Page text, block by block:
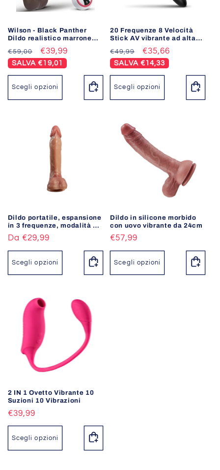
Wilson - Black Panther
Dildo realistico marrone
scuro 5 modalità
telescopiche 10 modalità
Vibrazioni Fondlove
Prezzo
di
listino
€59,00
Prezzo
scontato
€39,99
SALVA €19,01
Scegli opzioni
20 Frequenze 8 Velocità
Stick AV vibrante ad alta
frequenza a testa grande
Prezzo
di
listino
€49,99
Prezzo
scontato
€35,66
SALVA €14,33
Scegli opzioni
Dildo portatile, espansione
in 3 frequenze, modalità di
vibrazione multiple, dildo
riscaldato
Prezzo
di
listino
Da €29,99
Scegli opzioni
Dildo in silicone morbido
con uovo vibrante da 24cm
Prezzo
di
listino
€57,99
Scegli opzioni
2 IN 1 Ovetto Vibrante 10
Suzioni 10 Vibrazioni
Prezzo
di
listino
€39,99
Scegli opzioni